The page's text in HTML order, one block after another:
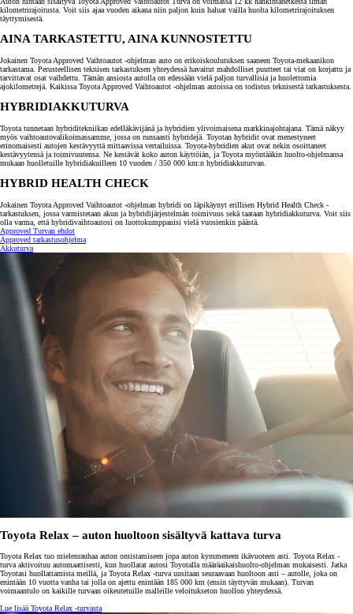
kilometrirajoitusta. Voit siis ajaa vuoden aikana niin paljon kuin haluat vailla huolta kilometrirajoituksen
täyttymisestä.
AINA TARKASTETTU, AINA KUNNOSTETTU
Jokainen Toyota Approved Vaihtoautot -ohjelman auto on erikoiskoulutuksen saaneen Toyota-mekaanikon
tarkastama. Perusteellisen teknisen tarkastuksen yhteydessä havaitut mahdolliset puutteet tai viat on korjattu ja
tarvittavat osat vaihdettu. Tämän ansiosta autolla on edessään vielä paljon turvallisia ja huolettomia
ajokilometrejä. Kaikissa Toyota Approved Vaihtoautot -ohjelman autoissa on todistus teknisestä tarkastuksesta.
HYBRIDIAKKUTURVA
Toyota tunnetaan hybriditekniikan edelläkävijänä ja hybridien ylivoimaisena markkinajohtajana. Tämä näkyy
myös vaihtoautovalikoimassamme, jossa on runsaasti hybridejä. Toyotan hybridit ovat menestyneet
erinomaisesti autojen kestävyyttä mittaavissa vertailuissa. Toyota-hybridien akut ovat nekin osoittaneet
kestävyytensä ja toimivuutensa. Ne kestävät koko auton käyttöiän, ja Toyota myöntääkin huolto-ohjelmansa
mukaan huolletuille hybridiakuilleen 10 vuoden / 350 000 km:n hybridiakkuturvan.
HYBRID HEALTH CHECK
Jokainen Toyota Approved Vaihtoautot -ohjelman hybridi on läpikäynyt erillisen Hybrid Health Check -
tarkastuksen, jossa varmistetaan akun ja hybridijärjestelmän toimivuus sekä taataan hybridiakkuturva. Voit siis
olla varma, että hybridivaihtoautosi on luottokumppanisi vielä vuosienkin päästä.
Approved Turvan ehdot
Approved tarkastusohjelma
Akkuturva
Toyota Relax – auton huoltoon sisältyvä kattava turva
Toyota Relax tuo mielenrauhaa auton omistamiseen jopa auton kymmeneen ikävuoteen asti. Toyota Relax -
turva aktivoituu automaattisesti, kun huollatat autosi Toyotalla määräaikaishuolto-ohjelman mukaisesti. Jatka
Toyotasi huollattamista meillä, ja Toyota Relax -turva uusitaan seuraavaan huoltoon asti – autolle, joka on
enintään 10 vuotta vanha tai jolla on ajettu enintään 185 000 km (ensin täyttyvän mukaan). Turvan
voimaantulo on kaikille turvaan oikeutetuille malleille veloitukseton huollon yhteydessä.
Lue lisää Toyota Relax -turvasta